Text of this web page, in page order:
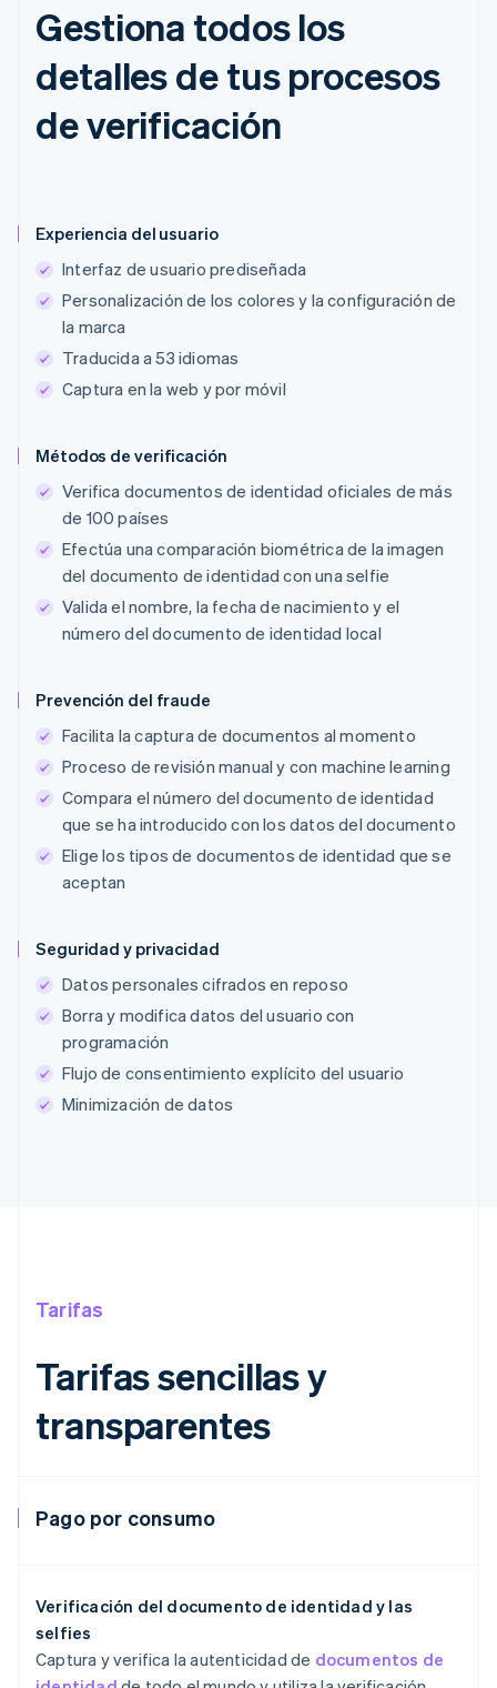
Gestiona todos los
detalles de tus procesos
de verificación
Experiencia del usuario
Interfaz de usuario prediseñada
Personalización de los colores y la configuración de
la marca
Traducida a 53 idiomas
Captura en la web y por móvil
Métodos de verificación
Verifica documentos de identidad oficiales de más
de 100 países
Efectúa una comparación biométrica de la imagen
del documento de identidad con una selfie
Valida el nombre, la fecha de nacimiento y el
número del documento de identidad local
Prevención del fraude
Facilita la captura de documentos al momento
Proceso de revisión manual y con machine learning
Compara el número del documento de identidad
que se ha introducido con los datos del documento
Elige los tipos de documentos de identidad que se
aceptan
Seguridad y privacidad
Datos personales cifrados en reposo
Borra y modifica datos del usuario con
programación
Flujo de consentimiento explícito del usuario
Minimización de datos
Tarifas
Tarifas sencillas y
transparentes
Pago por consumo
Verificación del documento de identidad y las
selfies
Captura y verifica la autenticidad de documentos de
Deutsch English
DeutschEnglish
Bélgica
NederlandsFrançaisDeutschEnglish
Brasil